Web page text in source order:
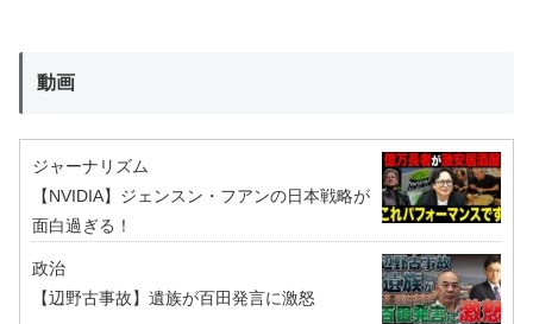
動画
ジャーナリズム
【NVIDIA】ジェンスン・フアンの日本戦略が
面白過ぎる！
政治
【辺野古事故】遺族が百田発言に激怒